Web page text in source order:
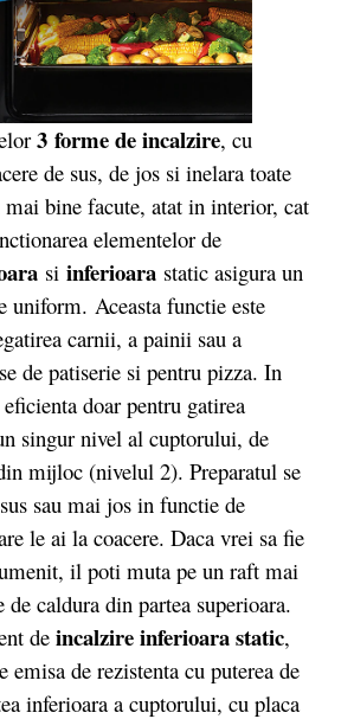
3 forme de incalzire, cu
de sus, de jos si inelara toate
bine facute, atat in interior, cat
elementelor de
si inferioara static asigura un
uniform. Aceasta functie este
carnii, a painii sau a
de patiserie si pentru pizza. In
doar pentru gatirea
singur nivel al cuptorului, de
mijloc (nivelul 2). Preparatul se
sau mai jos in functie de
le ai la coacere. Daca vrei sa fie
il poti muta pe un raft mai
de caldura din partea superioara.
de incalzire inferioara static,
emisa de rezistenta cu puterea de
inferioara a cuptorului, cu placa